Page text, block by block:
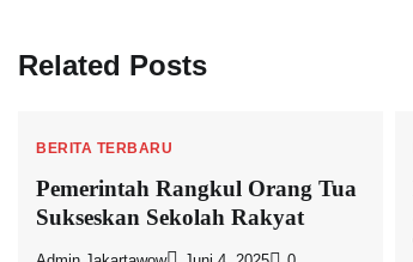
Related Posts
BERITA TERBARU
Pemerintah Rangkul Orang Tua
Sukseskan Sekolah Rakyat